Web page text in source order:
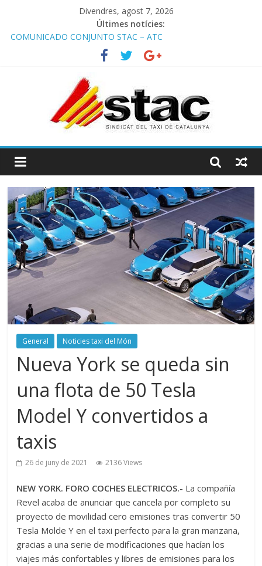
Divendres, agost 7, 2026
Últimes notícies:
COMUNICADO CONJUNTO STAC – ATC
Comunicado STAC/ ATC de la reunión con los Mossos d
‘Esquadra del aeropuerto de Barcelona.
Programa de Radio TAXI LIBRE 29.07.2026 en COOLTURA FM.
STAC/ATC SOLICITAN TAULA TÈCNICA PARA MEJORAR LA
OPERATIVA DE ENTRADA EN EL PUERTO DE BARCELONA.
Programa de Radio TAXI LIBRE 22.07.2026 en COOLTURA FM.
General Noticies taxi del Món
Nueva York se queda sin
una flota de 50 Tesla
Model Y convertidos a
taxis
26 de juny de 2021 2136 Views
NEW YORK. FORO COCHES ELECTRICOS.- La compañía
Revel acaba de anunciar que cancela por completo su
proyecto de movilidad cero emisiones tras convertir 50
Tesla Molde Y en el taxi perfecto para la gran manzana,
gracias a una serie de modificaciones que hacían los
viajes más confortables y libres de emisiones para los